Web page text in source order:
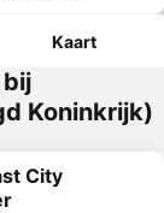
Kaart
Koninkrijk)
favorieten
City